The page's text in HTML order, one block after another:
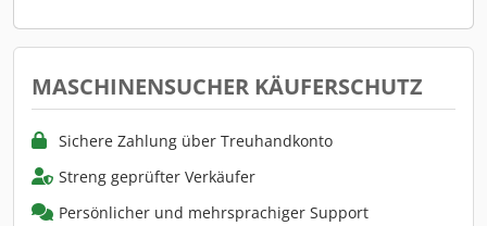
MASCHINENSUCHER KÄUFERSCHUTZ
Sichere Zahlung über Treuhandkonto
Streng geprüfter Verkäufer
Persönlicher und mehrsprachiger Support